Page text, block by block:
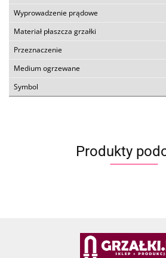
Wyprowadzenie prądowe
Materiał płaszcza grzałki
Przeznaczenie
Medium ogrzewane
Symbol
Produkty